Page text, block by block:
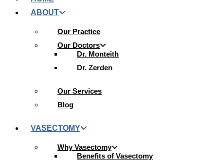
ABOUT
Our Practice
Our Doctors
Dr. Monteith
Dr. Zerden
Our Services
Blog
VASECTOMY
Why Vasectomy
Benefits of Vasectomy